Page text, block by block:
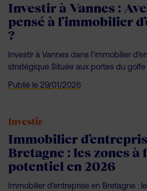
Investir à Vannes :
pensé à l’immobilier
?
Investir à Vannes dans l’immobilier
stratégique Située aux portes du golfe
Publié le 29/01/2026
Investir
Immobilier
Bretagne : les zones à
potentiel en 2026
Immobilier d’entreprise en Bretagne :